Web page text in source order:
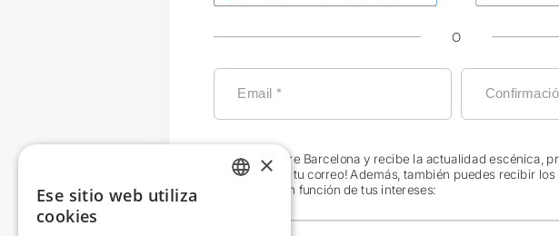
O
¡Únete a Teatre Barcelona y recibe la actualidad escénica,
exclusivas en tu correo! Además, también puedes recibir
específicos en función de tus intereses:
×
Ese sitio web utiliza
cookies